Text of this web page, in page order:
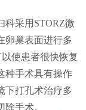
采用STORZ微
卵巢表面进行多
使患者很快恢复
种手术具有操作
下打孔术治疗多
手术。